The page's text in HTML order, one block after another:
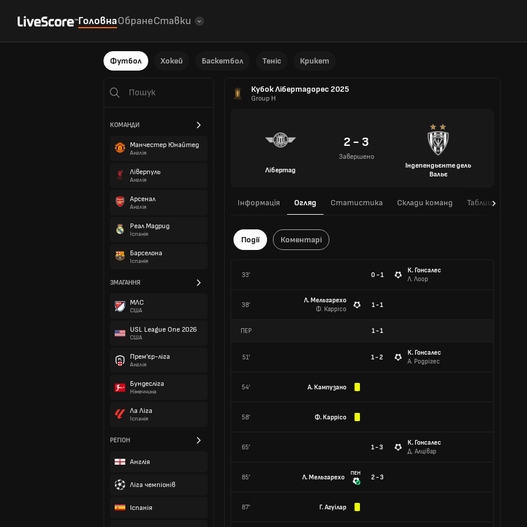
ГоловнаОбранеСтавки
Футбол Хокей Баскетбол Теніс Крикет
КОМАНДИ
Манчестер Юнайтед
Англія
Ліверпуль
Англія
Арсенал
Англія
Реал Мадрид
Іспанія
Барселона
Іспанія
ЗМАГАННЯ
МЛС
США
USL League One 2026
США
Прем'єр-ліга
Англія
Бундесліга
Німеччина
Ла Ліга
Іспанія
РЕГІОН
Англія
Ліга чемпіонів
Іспанія
Кубок Лібертадорес 2025
Group H
Лібертад
2 - 3
Завершено
Індепендьєнте дель
Вальє
Інформація Огляд Статистика Склади команд Таблиця
Події Коментарі
33' 0 - 1
К. Гонсалес
Л. Лоор
38'
Л. Мельгарехо
Ф. Каррісо
1 - 1
ПЕР 1-1
51' 1 - 2
К. Гонсалес
А. Родрігес
54' А. Кампузано
58' Ф. Каррісо
65' 1 - 3
К. Гонсалес
Д. Алцівар
85' Л. Мельгарехо
ПЕН
2 - 3
87' Г. Агуілар